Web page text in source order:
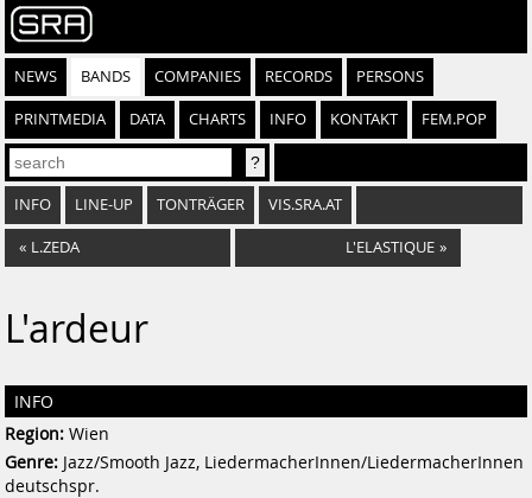
NEWS BANDS COMPANIES RECORDS PERSONS
PRINTMEDIA DATA CHARTS INFO KONTAKT FEM.POP
INFO LINE-UP TONTRÄGER VIS.SRA.AT
« L.ZEDA L'ELASTIQUE »
L'ardeur
INFO
Region: Wien
Genre: Jazz/Smooth Jazz, LiedermacherInnen/LiedermacherInnen
deutschspr.